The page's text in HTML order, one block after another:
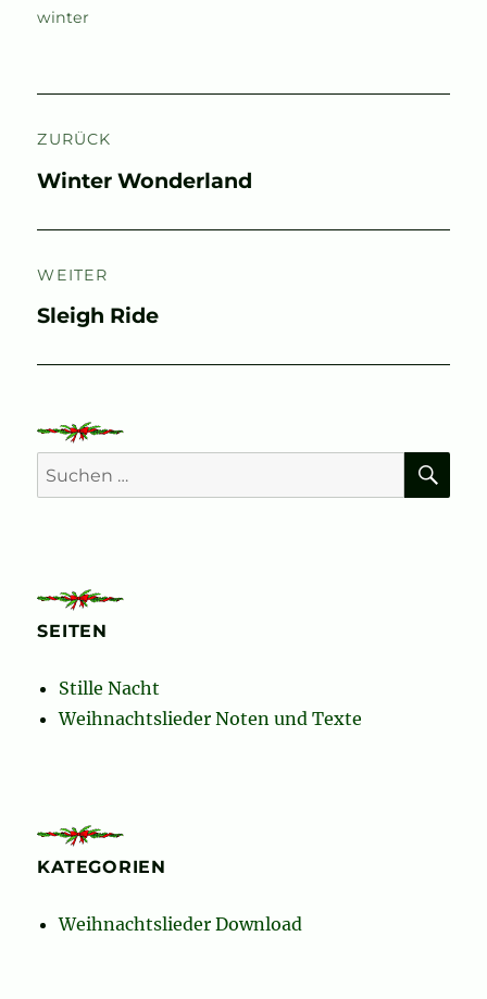
winter
ZURÜCK
Vorheriger
Winter Wonderland
WEITER
Nächster
Sleigh Ride
Suchen
nach:
SEITEN
Stille Nacht
Weihnachtslieder Noten und Texte
KATEGORIEN
Weihnachtslieder Download